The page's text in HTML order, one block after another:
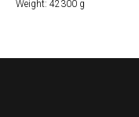
Weight: 42300 g